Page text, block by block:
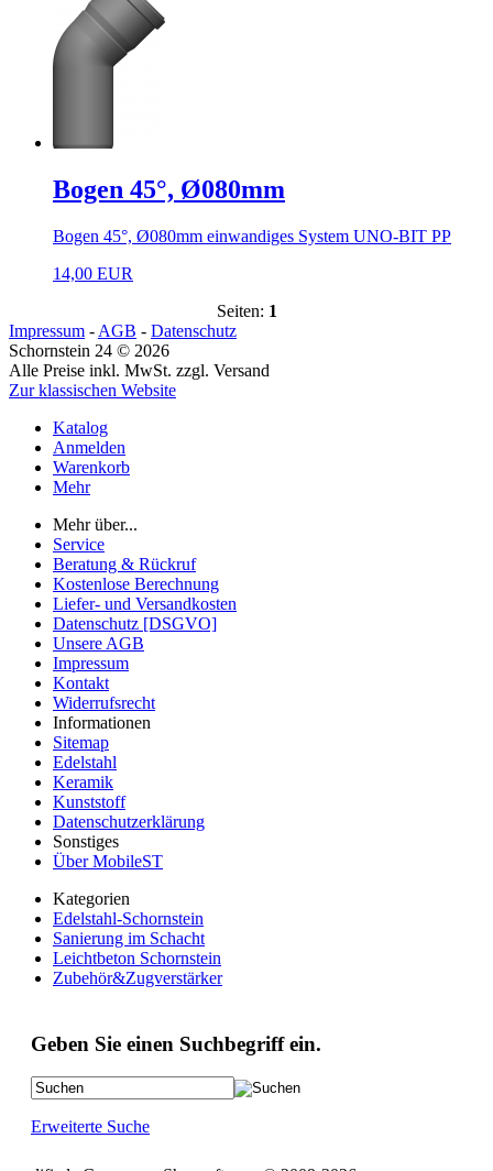
Bogen 45°, Ø080mm
Bogen 45°, Ø080mm einwandiges System UNO-BIT PP
14,00 EUR
Seiten: 1
Impressum - AGB - Datenschutz
Schornstein 24 © 2026
Alle Preise inkl. MwSt. zzgl. Versand
Zur klassischen Website
Katalog
Anmelden
Warenkorb
Mehr
Mehr über...
Service
Beratung & Rückruf
Kostenlose Berechnung
Liefer- und Versandkosten
Datenschutz [DSGVO]
Unsere AGB
Impressum
Kontakt
Widerrufsrecht
Informationen
Sitemap
Edelstahl
Keramik
Kunststoff
Datenschutzerklärung
Sonstiges
Über MobileST
Kategorien
Edelstahl-Schornstein
Sanierung im Schacht
Leichtbeton Schornstein
Zubehör&Zugverstärker
Geben Sie einen Suchbegriff ein.
Erweiterte Suche